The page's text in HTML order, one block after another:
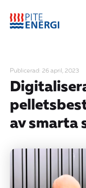
Publicerad: 26 april, 2023
av smarta